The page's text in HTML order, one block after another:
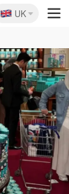
🇬🇧
UK